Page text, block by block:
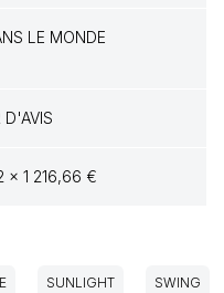
LE MONDE
D'AVIS
x 1 216,66 €
SUNLIGHT SWING